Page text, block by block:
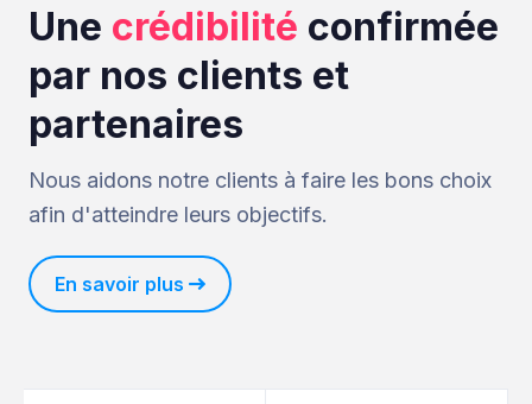
Une crédibilité confirmée
par nos clients et
partenaires
Nous aidons notre clients à faire les bons choix
afin d'atteindre leurs objectifs.
En savoir plus